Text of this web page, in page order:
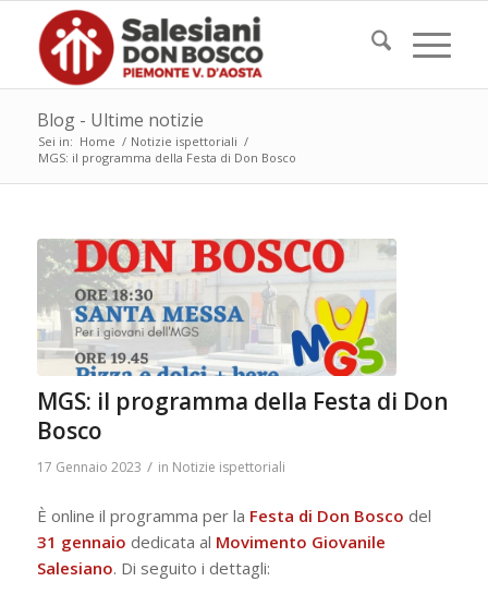
Blog - Ultime notizie
Sei in: Home / Notizie ispettoriali /
MGS: il programma della Festa di Don Bosco
MGS: il programma della Festa di Don
Bosco
17 Gennaio 2023 / in Notizie ispettoriali
È online il programma per la Festa di Don Bosco del
31 gennaio dedicata al Movimento Giovanile
Salesiano. Di seguito i dettagli: